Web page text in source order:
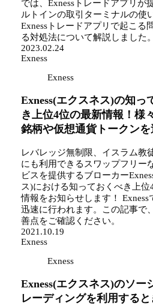
では、Exnessトレードアプリが
ルトインの取引ターミナルの使
Exnessトレードアプリで起こる
る対処法について解説しました。
2023.02.24
Exness
Exness
Exness(エクスネス)の知っ
き上位4位の最新情報！様
銘柄や仮想通貨トークンを
レバレッジ無制限、イスラム教
にも利用できるスワップフリー
ビスを提供するブローカー
ス)における知っておくべき上位
情報をお知らせします！ Exness
迅速に行われます。この記事で
善点をご確認ください。
2021.10.19
Exness
Exness
Exness(エクスネス)のソー
レーディングを利用する